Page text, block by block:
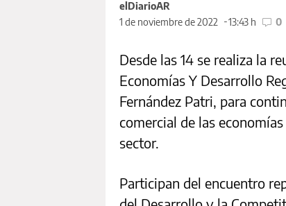
elDiarioAR
1 de noviembre de 2022
13:43 h 0
Desde las 14 se realiza la
Economías Y Desarrollo
Fernández Patri, para
comercial de las
sector.
Participan del encuentro